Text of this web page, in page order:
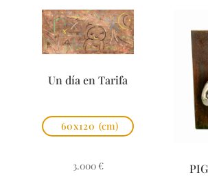
Un día en Tarifa
60x120 (cm)
3.000 €